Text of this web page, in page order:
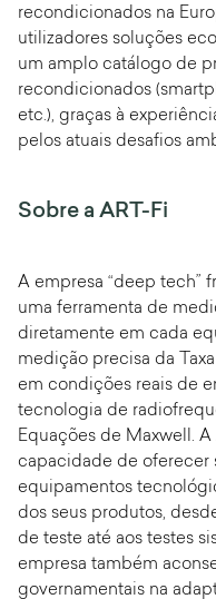
recondicionados na
utilizadores soluções
um amplo catálogo de
recondicionados
etc.), graças à
pelos atuais desafios
Sobre a ART-Fi
A empresa “deep tech”
uma ferramenta de
diretamente em cada
medição precisa da
em condições reais de
tecnologia de
Equações de Maxwell.
capacidade de oferecer
equipamentos
dos seus produtos,
de teste até aos testes
empresa também
governamentais na